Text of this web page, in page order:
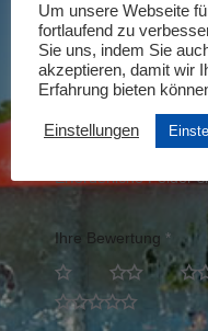
Rezensionen (0)
Schreiben Sie
„Einzeleintritt
Ihre E-Mail-Adresse
Erforderliche Felder
Ihre Bewertung *
Um unsere Webseite
fortlaufend zu
Sie uns, indem Sie
akzeptieren, damit wir
Erfahrung bieten
Einstellungen